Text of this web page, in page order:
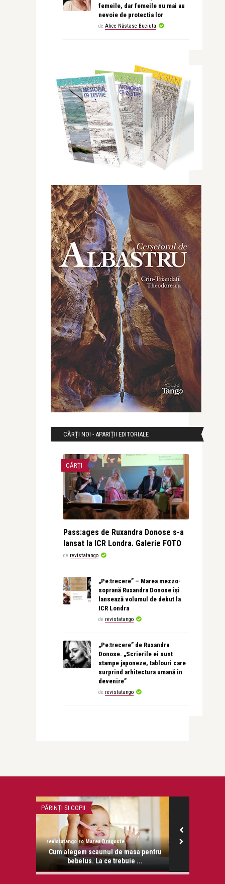
femeile, dar femeile nu mai au
nevoie de protectia lor
de Alice Năstase Buciuta
CĂRȚI NOI - APARIȚII EDITORIALE
CĂRȚI
Pass:ages de Ruxandra Donose s-a
lansat la ICR Londra. Galerie FOTO
de revistatango
„Pe:trecere” – Marea mezzo-
soprană Ruxandra Donose își
lansează volumul de debut la
ICR Londra
de revistatango
„Pe:trecere” de Ruxandra
Donose. „Scrierile ei sunt
stampe japoneze, tablouri care
surprind arhitectura umană în
devenire”
de revistatango
PĂRINȚI ȘI COPII
revistatango.ro Marea Dragoste
Cum alegem scaunul de masa pentru
bebelus. La ce trebuie ...